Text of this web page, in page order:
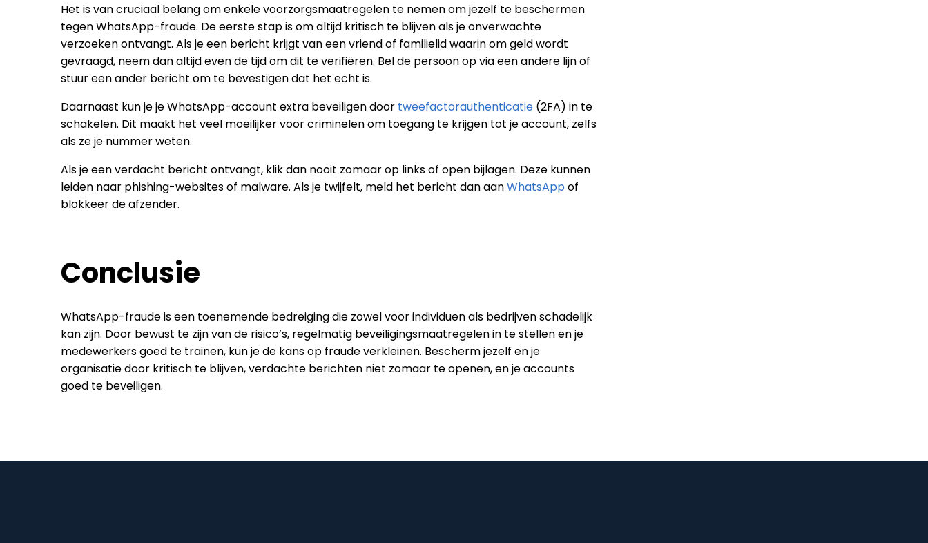
Het is van cruciaal belang om enkele voorzorgsmaatregelen te nemen om jezelf te beschermen
tegen WhatsApp-fraude. De eerste stap is om altijd kritisch te blijven als je onverwachte
verzoeken ontvangt. Als je een bericht krijgt van een vriend of familielid waarin om geld wordt
gevraagd, neem dan altijd even de tijd om dit te verifiëren. Bel de persoon op via een andere lijn of
stuur een ander bericht om te bevestigen dat het echt is.
Daarnaast kun je je WhatsApp-account extra beveiligen door tweefactorauthenticatie (2FA) in te
schakelen. Dit maakt het veel moeilijker voor criminelen om toegang te krijgen tot je account, zelfs
als ze je nummer weten.
Als je een verdacht bericht ontvangt, klik dan nooit zomaar op links of open bijlagen. Deze kunnen
leiden naar phishing-websites of malware. Als je twijfelt, meld het bericht dan aanWhatsApp of
blokkeer de afzender.
Conclusie
WhatsApp-fraude is een toenemende bedreiging die zowel voor individuen als bedrijven schadelijk
kan zijn. Door bewust te zijn van de risico’s, regelmatig beveiligingsmaatregelen in te stellen en je
medewerkers goed te trainen, kun je de kans op fraude verkleinen. Bescherm jezelf en je
organisatie door kritisch te blijven, verdachte berichten niet zomaar te openen, en je accounts
goed te beveiligen.